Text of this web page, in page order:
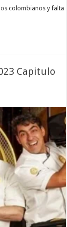
colombianos y falta
Capitulo